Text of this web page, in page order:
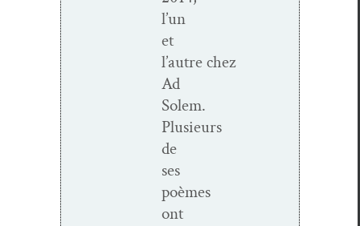
l’un
et
l’autre chez
Ad
Solem.
Plusieurs
de
ses
poèmes
ont